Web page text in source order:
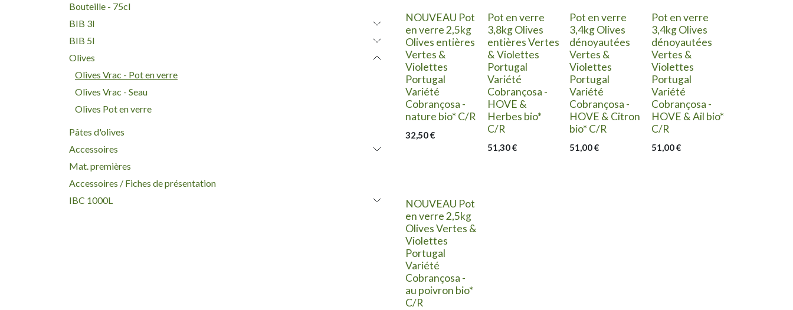
Bouteille - 75cl
BIB 3l
BIB 5l
Olives
Olives Vrac - Pot en verre
Olives Vrac - Seau
Olives Pot en verre
Pâtes d'olives
Accessoires
Mat. premières
Accessoires / Fiches de présentation
IBC 1000L
NOUVEAU Pot
en verre 2,5kg
Olives entières
Vertes &
Violettes
Portugal
Variété
Cobrançosa -
nature bio* C/R
32,50€
Pot en verre
3,8kg Olives
entières Vertes
& Violettes
Portugal
Variété
Cobrançosa -
HOVE &
Herbes bio*
C/R
51,30€
Pot en verre
3,4kg Olives
dénoyautées
Vertes &
Violettes
Portugal
Variété
Cobrançosa -
HOVE & Citron
bio* C/R
51,00€
Pot en verre
3,4kg Olives
dénoyautées
Vertes &
Violettes
Portugal
Variété
Cobrançosa -
HOVE & Ail bio*
C/R
51,00€
NOUVEAU Pot
en verre 2,5kg
Olives Vertes &
Violettes
Portugal
Variété
Cobrançosa -
au poivron bio*
C/R